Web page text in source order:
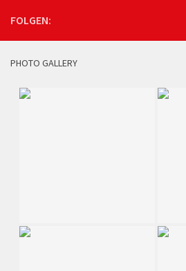
FOLGEN:
PHOTO GALLERY